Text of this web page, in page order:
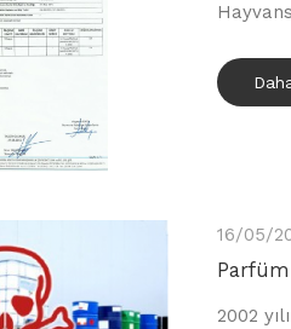
16/05/
2002